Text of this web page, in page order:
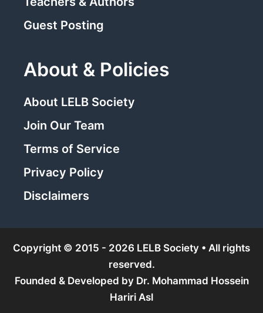
Guest Posting
About & Policies
About LELB Society
Join Our Team
Terms of Service
Privacy Policy
Disclaimers
Copyright © 2015 - 2026 LELB Society • All rights
reserved.
Founded & Developed by Dr. Mohammad Hossein
Hariri Asl